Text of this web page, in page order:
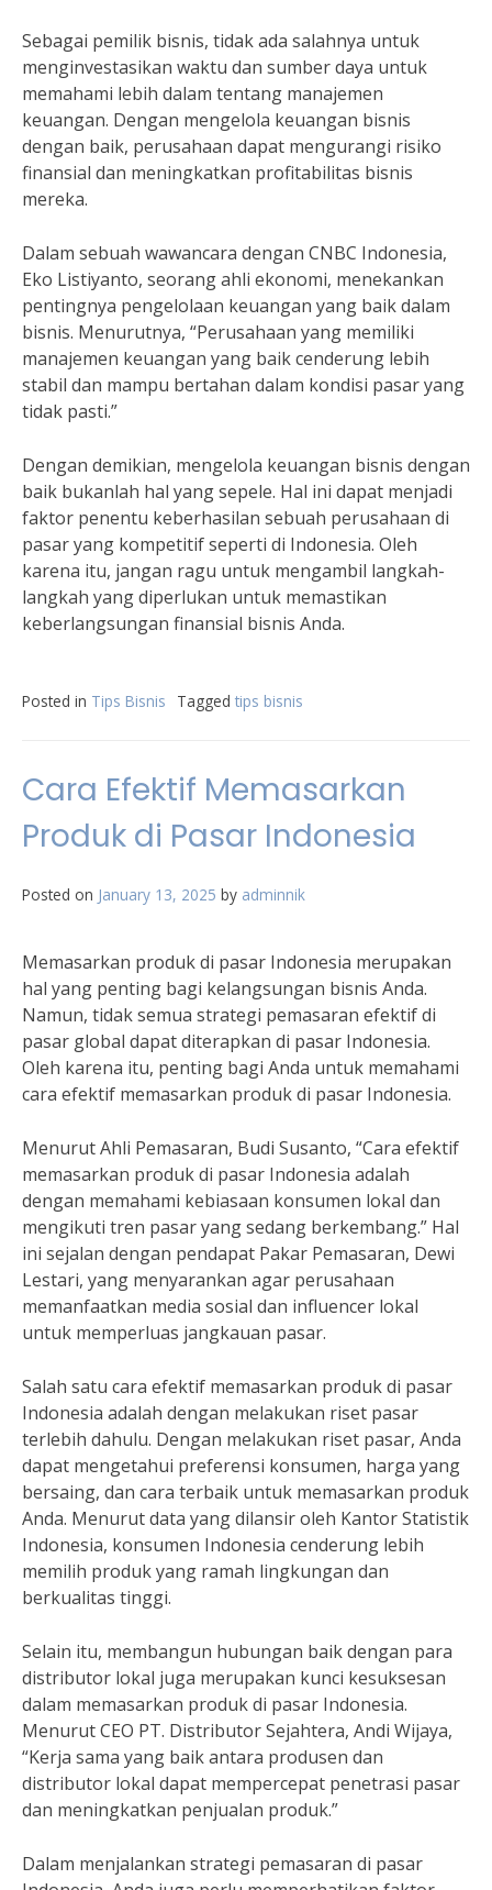
Sebagai pemilik bisnis, tidak ada salahnya untuk
menginvestasikan waktu dan sumber daya untuk
memahami lebih dalam tentang manajemen
keuangan. Dengan mengelola keuangan bisnis
dengan baik, perusahaan dapat mengurangi risiko
finansial dan meningkatkan profitabilitas bisnis
mereka.
Dalam sebuah wawancara dengan CNBC Indonesia,
Eko Listiyanto, seorang ahli ekonomi, menekankan
pentingnya pengelolaan keuangan yang baik dalam
bisnis. Menurutnya, “Perusahaan yang memiliki
manajemen keuangan yang baik cenderung lebih
stabil dan mampu bertahan dalam kondisi pasar yang
tidak pasti.”
Dengan demikian, mengelola keuangan bisnis dengan
baik bukanlah hal yang sepele. Hal ini dapat menjadi
faktor penentu keberhasilan sebuah perusahaan di
pasar yang kompetitif seperti di Indonesia. Oleh
karena itu, jangan ragu untuk mengambil langkah-
langkah yang diperlukan untuk memastikan
keberlangsungan finansial bisnis Anda.
Posted in Tips Bisnis Tagged tips bisnis
Cara Efektif Memasarkan
Produk di Pasar Indonesia
Posted on January 13, 2025 by adminnik
Memasarkan produk di pasar Indonesia merupakan
hal yang penting bagi kelangsungan bisnis Anda.
Namun, tidak semua strategi pemasaran efektif di
pasar global dapat diterapkan di pasar Indonesia.
Oleh karena itu, penting bagi Anda untuk memahami
cara efektif memasarkan produk di pasar Indonesia.
Menurut Ahli Pemasaran, Budi Susanto, “Cara efektif
memasarkan produk di pasar Indonesia adalah
dengan memahami kebiasaan konsumen lokal dan
mengikuti tren pasar yang sedang berkembang.” Hal
ini sejalan dengan pendapat Pakar Pemasaran, Dewi
Lestari, yang menyarankan agar perusahaan
memanfaatkan media sosial dan influencer lokal
untuk memperluas jangkauan pasar.
Salah satu cara efektif memasarkan produk di pasar
Indonesia adalah dengan melakukan riset pasar
terlebih dahulu. Dengan melakukan riset pasar, Anda
dapat mengetahui preferensi konsumen, harga yang
bersaing, dan cara terbaik untuk memasarkan produk
Anda. Menurut data yang dilansir oleh Kantor Statistik
Indonesia, konsumen Indonesia cenderung lebih
memilih produk yang ramah lingkungan dan
berkualitas tinggi.
Selain itu, membangun hubungan baik dengan para
distributor lokal juga merupakan kunci kesuksesan
dalam memasarkan produk di pasar Indonesia.
Menurut CEO PT. Distributor Sejahtera, Andi Wijaya,
“Kerja sama yang baik antara produsen dan
distributor lokal dapat mempercepat penetrasi pasar
dan meningkatkan penjualan produk.”
Dalam menjalankan strategi pemasaran di pasar